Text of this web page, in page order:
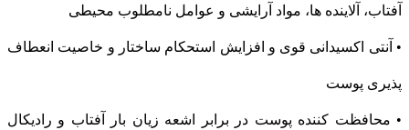
آفتاب، آلاینده ها، مواد آرایشی و عوامل نامطلوب محیطی
• آنتی اکسیدانی قوی و افزایش استحکام ساختار و خاصیت انعطاف
پذیری پوست
• محافظت کننده پوست در برابر اشعه زیان بار آفتاب و رادیکال